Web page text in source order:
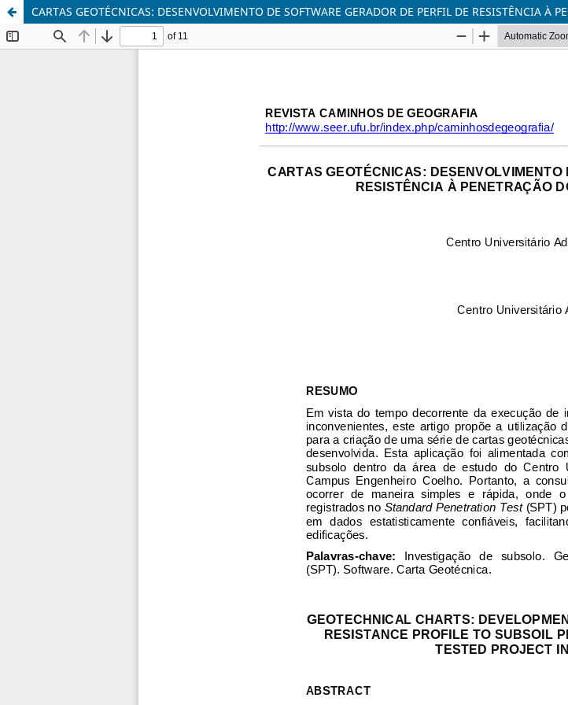
CARTAS GEOTÉCNICAS: DESENVOLVIMENTO DE SOFTWARE GERADOR DE PERFIL DE RESISTÊNCIA À